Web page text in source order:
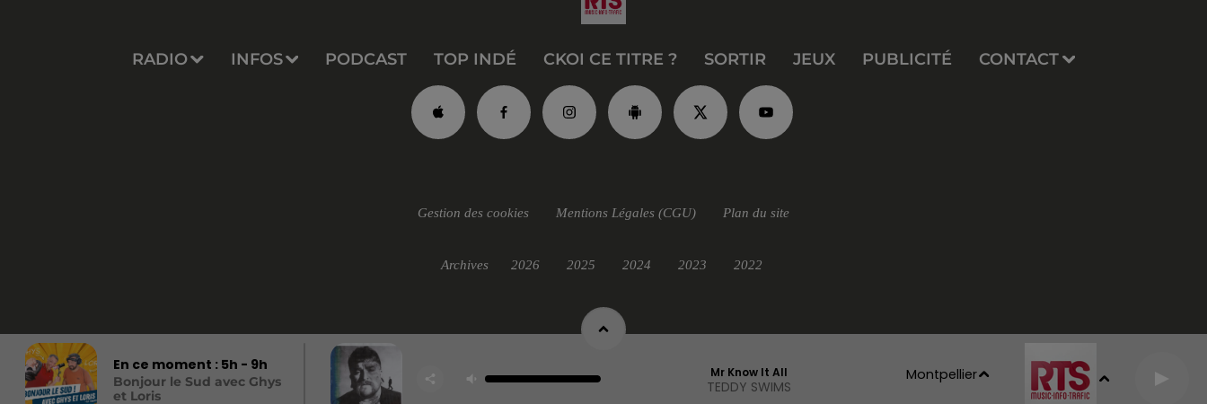
RADIO INFOS PODCAST TOP INDÉ CKOI CE TITRE ? SORTIR JEUX PUBLICITÉ CONTACT
En ce moment : 5h - 9h
Bonjour le Sud avec Ghys
et Loris
Mr Know It All
TEDDY SWIMS
Montpellier
Gestion des cookies Mentions Légales (CGU) Plan du site
Archives 2026 2025 2024 2023 2022